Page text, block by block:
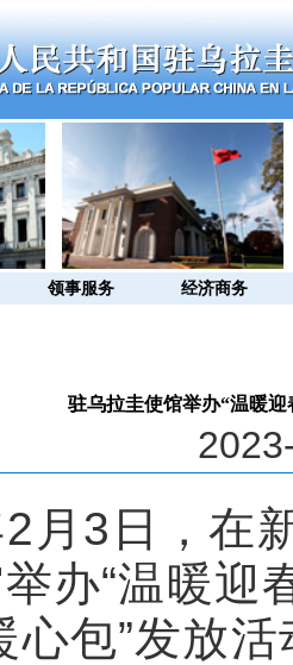
领事服务 经济商务
驻乌拉圭使馆举办“温暖
月3日，在
办“温暖迎
心包”发放